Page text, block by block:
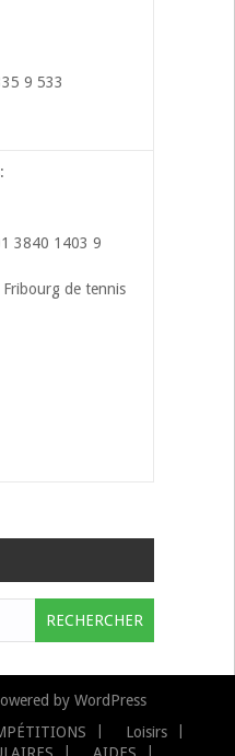
9 533
3840 1403 9
Fribourg de tennis
by WordPress
Loisirs
AIDES